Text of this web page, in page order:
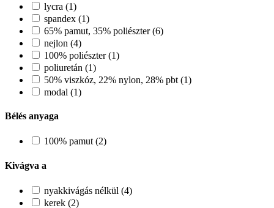
lycra (1)
spandex (1)
65% pamut, 35% poliészter (6)
nejlon (4)
100% poliészter (1)
poliuretán (1)
50% viszkóz, 22% nylon, 28% pbt (1)
modal (1)
Bélés anyaga
100% pamut (2)
Kivágva a
nyakkivágás nélkül (4)
kerek (2)